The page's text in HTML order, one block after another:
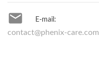
 E-mail:
contact@phenix-care.com